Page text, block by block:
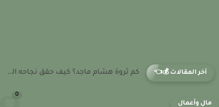
آخر المقالات 💰👈 كم ثروة شيكو؟ أرباحه من الأفلام الكوميدية والشراكات الفنية 2026
وأعمال